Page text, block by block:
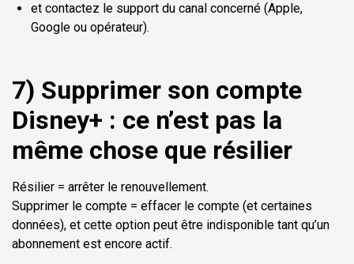
et contactez le support du canal concerné (Apple,
Google ou opérateur).
7) Supprimer son compte
Disney+ : ce n’est pas la
même chose que résilier
Résilier = arrêter le renouvellement.
Supprimer le compte = effacer le compte (et certaines
données), et cette option peut être indisponible tant qu’un
abonnement est encore actif.